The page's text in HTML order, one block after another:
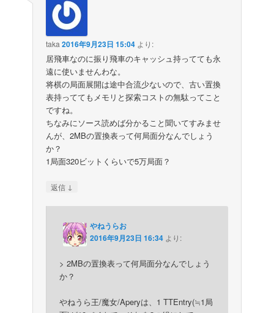
taka 2016年9月23日 15:04 より:
居飛車なのに振り飛車のキャッシュ持ってても永
遠に使いませんわな。
将棋の局面展開は途中合流少ないので、古い置換
表持っててもメモリと探索コストの無駄ってこと
ですね。
ちなみにソース読めば分かること聞いてすみませ
んが、2MBの置換表って何局面分なんでしょう
か？
1局面320ビットくらいで5万局面？
返信 ↓
やねうらお
2016年9月23日 16:34 より:
> 2MBの置換表って何局面分なんでしょう
か？
やねうら王/魔女/Aperyは、1 TTEntry(≒1局